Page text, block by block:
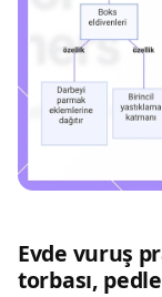
Evde vuruş
torbası,